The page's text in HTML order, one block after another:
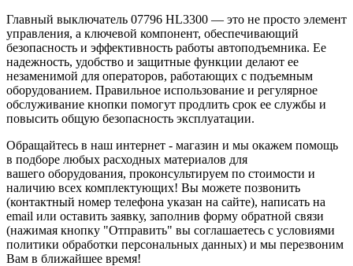
Главный выключатель 07796 HL3300 — это не просто элемент
управления, а ключевой компонент, обеспечивающий
безопасность и эффективность работы автоподъемника. Ее
надежность, удобство и защитные функции делают ее
незаменимой для операторов, работающих с подъемным
оборудованием. Правильное использование и регулярное
обслуживание кнопки помогут продлить срок ее службы и
повысить общую безопасность эксплуатации.
Обращайтесь в наш интернет - магазин и мы окажем помощь
в подборе любых расходных материалов для
вашего оборудования, проконсультируем по стоимости и
наличию всех комплектующих! Вы можете позвонить
(контактный номер телефона указан на сайте), написать на
email или оставить заявку, заполнив форму обратной связи
(нажимая кнопку "Отправить" вы соглашаетесь с условиями
политики обработки персональных данных) и мы перезвоним
Вам в ближайшее время!